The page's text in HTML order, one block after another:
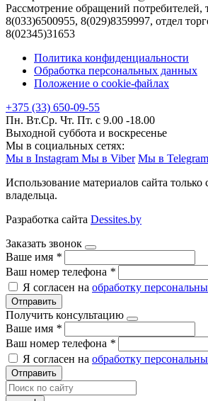
Рассмотрение обращений потребителей,
8(033)6500955, 8(029)8359997, отдел
8(02345)31653
Политика конфиденциальности
Обработка персональных данных
Положение о cookie-файлах
+375 (33) 650-09-55
Пн. Вт.Ср. Чт. Пт. с 9.00 -18.00
Выходной суббота и воскресенье
Мы в социальных сетях:
Мы в Instagram Мы в Viber Мы в Telegram
Использование материалов сайта только
владельца.
Разработка сайта Dessites.by
Заказать звонок
Ваше имя *
Ваш номер телефона *
Я согласен на обработку
Отправить
Получить консультацию
Ваше имя *
Ваш номер телефона *
Я согласен на обработку
Отправить